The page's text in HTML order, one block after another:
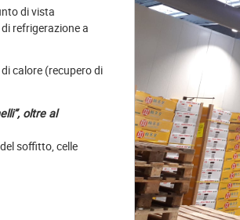
di vista
refrigerazione a
calore (recupero di
oltre al
soffitto, celle